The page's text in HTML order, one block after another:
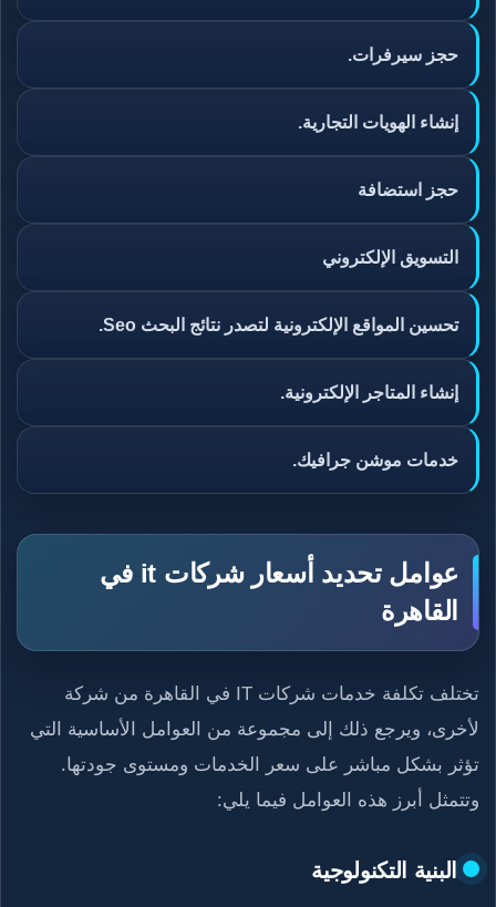
حجز سيرفرات.
إنشاء الهويات التجارية.
حجز استضافة
التسويق الإلكتروني
تحسين المواقع الإلكترونية لتصدر نتائج البحث Seo.
إنشاء المتاجر الإلكترونية.
خدمات موشن جرافيك.
عوامل تحديد أسعار شركات it في
القاهرة
تختلف تكلفة خدمات شركات IT في القاهرة من شركة
لأخرى، ويرجع ذلك إلى مجموعة من العوامل الأساسية التي
تؤثر بشكل مباشر على سعر الخدمات ومستوى جودتها.
وتتمثل أبرز هذه العوامل فيما يلي:
البنية التكنولوجية